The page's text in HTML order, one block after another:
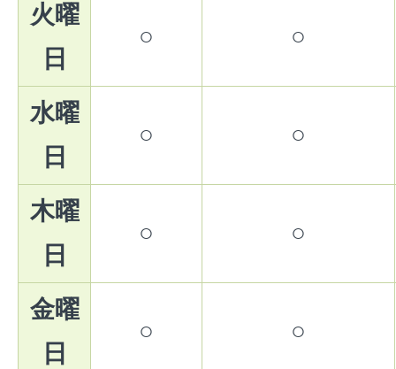
火曜
日
○ ○
水曜
日
○ ○
木曜
日
○ ○
金曜
日
○ ○